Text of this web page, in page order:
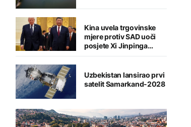
Kina uvela trgovinske
mjere protiv SAD uoči
posjete Xi Jinpinga
Washingtonu
Uzbekistan lansirao prvi
satelit Samarkand-2028